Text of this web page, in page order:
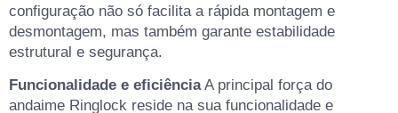
configuração não só facilita a rápida montagem e
desmontagem, mas também garante estabilidade
estrutural e segurança.
Funcionalidade e eficiênciaA principal força do
andaime Ringlock reside na sua funcionalidade e